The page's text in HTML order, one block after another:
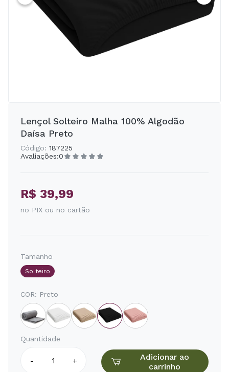
Lençol Solteiro Malha 100% Algodão
Daísa Preto
Código: 187225
Avaliações:0
R$ 39,99
no PIX ou no cartão
Tamanho
Solteiro
COR: Preto
Quantidade
- +
Adicionar ao
carrinho